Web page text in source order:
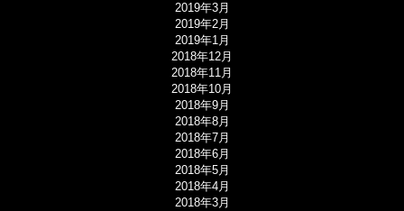
2019年3月
2019年2月
2019年1月
2018年12月
2018年11月
2018年10月
2018年9月
2018年8月
2018年7月
2018年6月
2018年5月
2018年4月
2018年3月